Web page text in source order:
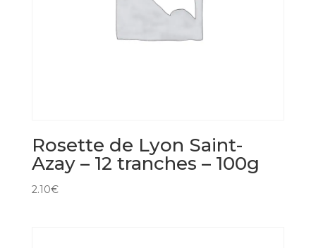
Rosette de Lyon Saint-
Azay – 12 tranches – 100g
2.10€